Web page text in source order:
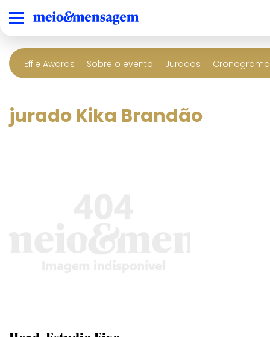
Effie Awards Sobre o evento Jurados
jurado Kika Brandão